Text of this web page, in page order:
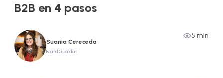
B2B en 4 pasos
Suania Cereceda
Brand Guardian
5 min